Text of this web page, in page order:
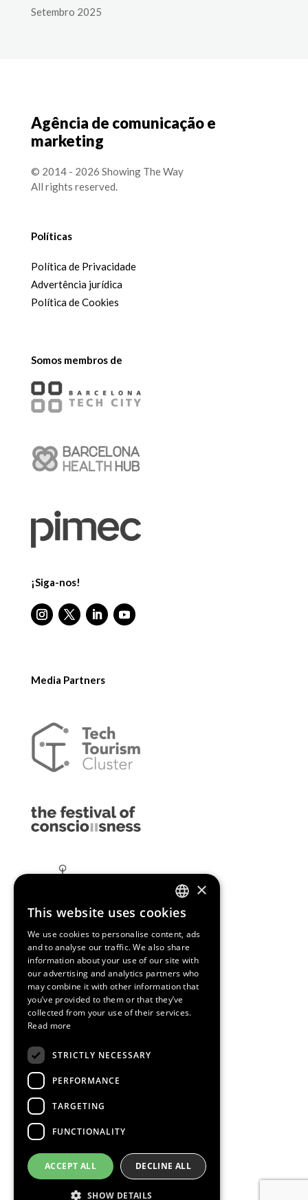
Setembro 2025
Agência de comunicação e
marketing
© 2014 - 2026 Showing The Way
All rights reserved.
Políticas
Política de Privacidade
Advertência jurídica
Política de Cookies
Somos membros de
¡Siga-nos!
Media Partners
ENGLISH
SPANISH
CATALAN
×
This website uses cookies
We use cookies to personalise content, ads
and to analyse our traffic. We also share
information about your use of our site with
our advertising and analytics partners who
may combine it with other information that
you’ve provided to them or that they’ve
collected from your use of their services.
Read more
STRICTLY NECESSARY
PERFORMANCE
TARGETING
FUNCTIONALITY
ACCEPT ALL DECLINE ALL
SHOW DETAILS